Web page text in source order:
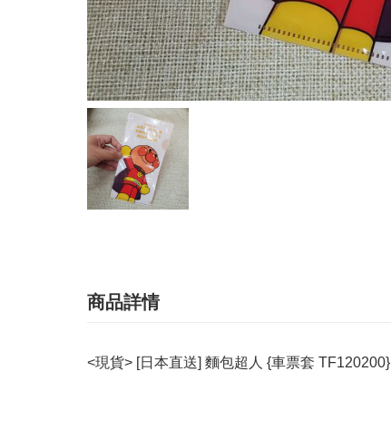
商品詳情
<現貨> [日本直送] 麵包超人 {車票套 TF120200}